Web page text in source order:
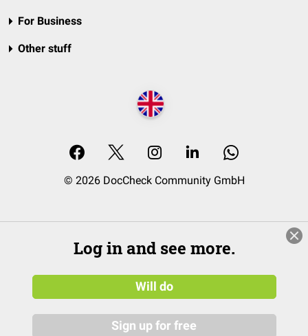
For Business
Other stuff
© 2026 DocCheck Community GmbH
Log in and see more.
Will do
Sign up for free